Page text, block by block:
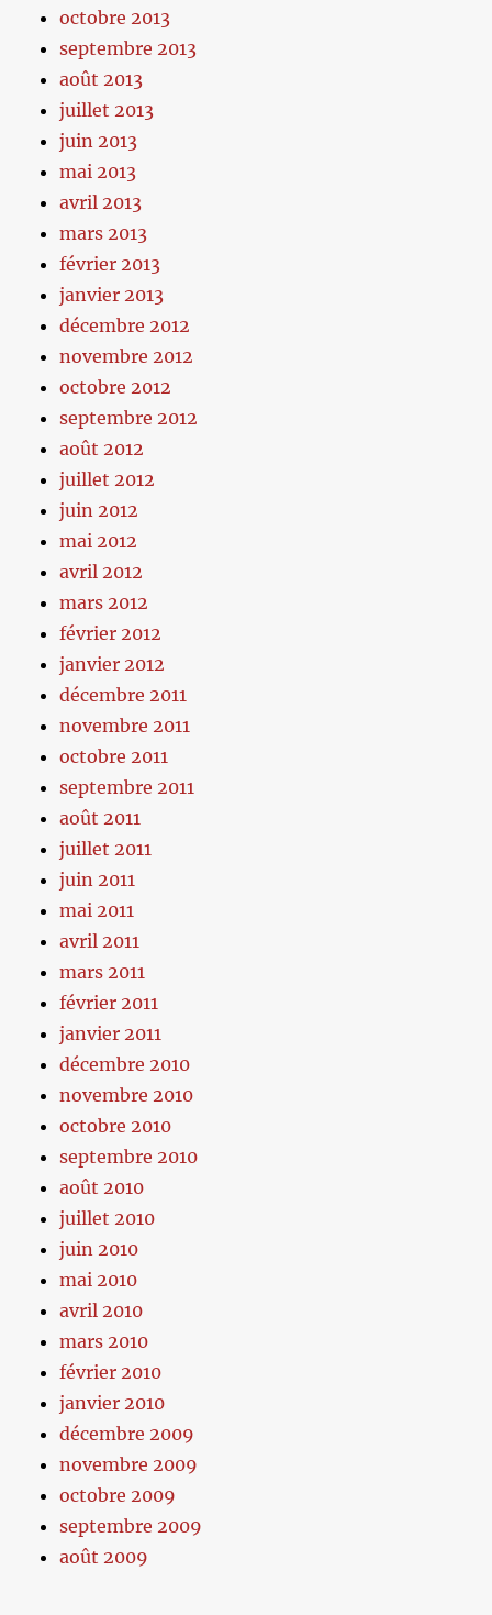
octobre 2013
septembre 2013
août 2013
juillet 2013
juin 2013
mai 2013
avril 2013
mars 2013
février 2013
janvier 2013
décembre 2012
novembre 2012
octobre 2012
septembre 2012
août 2012
juillet 2012
juin 2012
mai 2012
avril 2012
mars 2012
février 2012
janvier 2012
décembre 2011
novembre 2011
octobre 2011
septembre 2011
août 2011
juillet 2011
juin 2011
mai 2011
avril 2011
mars 2011
février 2011
janvier 2011
décembre 2010
novembre 2010
octobre 2010
septembre 2010
août 2010
juillet 2010
juin 2010
mai 2010
avril 2010
mars 2010
février 2010
janvier 2010
décembre 2009
novembre 2009
octobre 2009
septembre 2009
août 2009